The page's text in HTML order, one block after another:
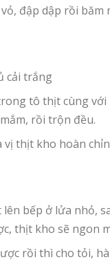
đập dập rồi băm
cải trắng
tô thịt cùng
rồi trộn đều.
thịt kho hoàn
lên bếp ở lửa nhỏ,
thịt kho sẽ ngon
rồi thì cho tỏi,